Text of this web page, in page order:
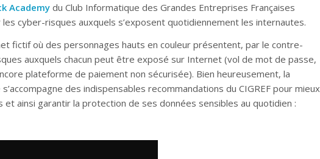
Academydu Club Informatique des Grandes Entreprises Françaises
cyber-risques auxquels s’exposent quotidiennement les internautes.
fictif où des personnages hauts en couleur présentent, par le contre-
auxquels chacun peut être exposé sur Internet (vol de mot de passe,
plateforme de paiement non sécurisée). Bien heureusement, la
des indispensables recommandations du CIGREF pour mieux
et ainsi garantir la protection de ses données sensibles au quotidien :